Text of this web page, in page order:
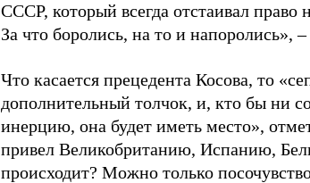
СССР, который всегда отстаивал право
За что боролись, на то и напоролись»,
Что касается прецедента Косова, то
дополнительный толчок, и, кто бы ни
инерцию, она будет иметь место»,
привел Великобританию, Испанию,
происходит? Можно только